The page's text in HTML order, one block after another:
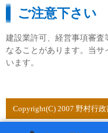
ご注意下さい
建設業許可、経営事項審
なることがあります。当サ
います。
Copyright(C) 2007 野村行